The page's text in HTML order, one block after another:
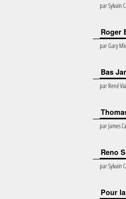
parSylvain
Roger
parGary
Bas
parRené
parJames
Reno
parSylvain
Pour